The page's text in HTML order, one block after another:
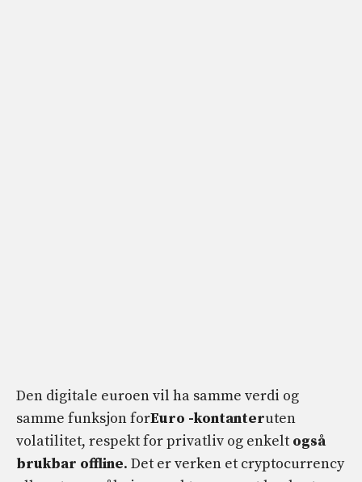
Den digitale euroen vil ha samme verdi og
samme funksjon forEuro -kontanteruten
volatilitet, respekt for privatliv og enkelt også
brukbar offline. Det er verken et cryptocurrency